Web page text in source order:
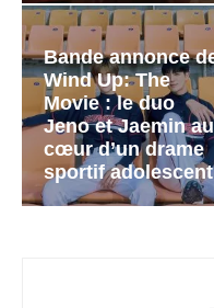
Bande annonce
Wind Up: The
Movie : le duo
Jeno et Jaemin au
cœur d’un drame
sportif adolescent